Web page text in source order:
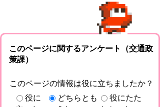
このページに関するアンケート（交通政
策課）
このページの情報は役に立ちましたか？
役に
どちらとも
役にたた